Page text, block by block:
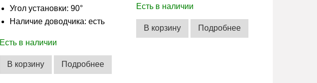
Угол установки: 90°
Наличие доводчика: есть
Есть в наличии
В корзину Подробнее
Есть в наличии
В корзину Подробнее